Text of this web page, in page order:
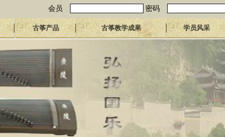
会员 密码
古筝产品 古筝教学成果 学员风采